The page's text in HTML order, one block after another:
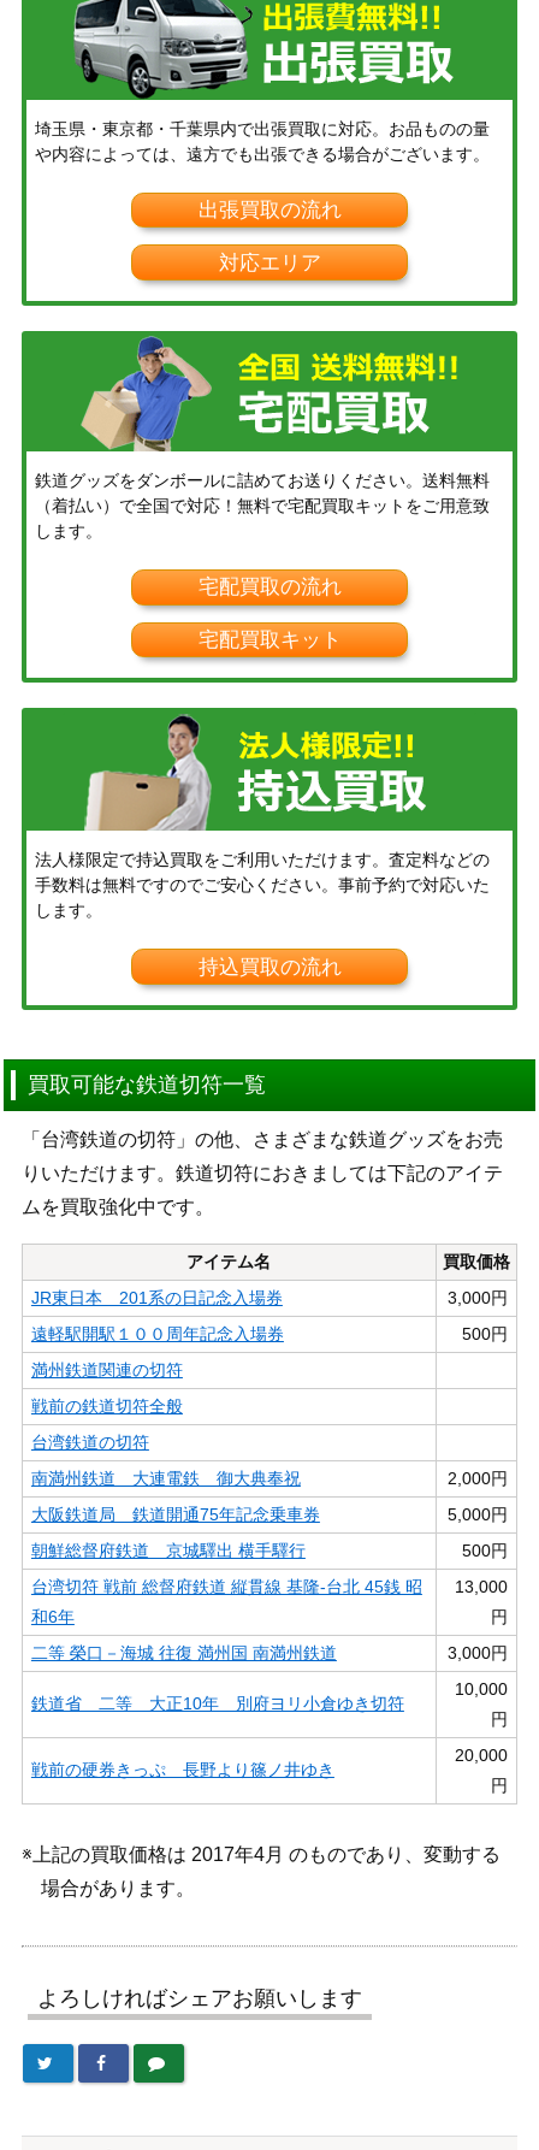
埼玉県・東京都・千葉県内で出張買取に対応。お品ものの量
や内容によっては、遠方でも出張できる場合がございます。
出張買取の流れ
対応エリア
鉄道グッズをダンボールに詰めてお送りください。送料無料
（着払い）で全国で対応！無料で宅配買取キットをご用意致
します。
宅配買取の流れ
宅配買取キット
法人様限定で持込買取をご利用いただけます。査定料などの
手数料は無料ですのでご安心ください。事前予約で対応いた
します。
持込買取の流れ
買取可能な鉄道切符一覧
「台湾鉄道の切符」の他、さまざまな鉄道グッズをお売
りいただけます。鉄道切符におきましては下記のアイテ
ムを買取強化中です。
アイテム名
買取価格
JR東日本 201系の日記念入場券
3,000円
遠軽駅開駅１００周年記念入場券
500円
満州鉄道関連の切符
戦前の鉄道切符全般
台湾鉄道の切符
南満州鉄道 大連電鉄 御大典奉祝
2,000円
大阪鉄道局 鉄道開通75年記念乗車券
5,000円
朝鮮総督府鉄道 京城驛出 横手驛行
500円
台湾切符 戦前 総督府鉄道 縦貫線 基隆-台北 45銭 昭
和6年
13,000
円
二等 榮口－海城 往復 満州国 南満州鉄道
3,000円
鉄道省 二等 大正10年 別府ヨリ小倉ゆき切符
10,000
円
戦前の硬券きっぷ 長野より篠ノ井ゆき
20,000
円
※上記の買取価格は 2017年4月 のものであり、変動する
場合があります。
よろしければシェアお願いします